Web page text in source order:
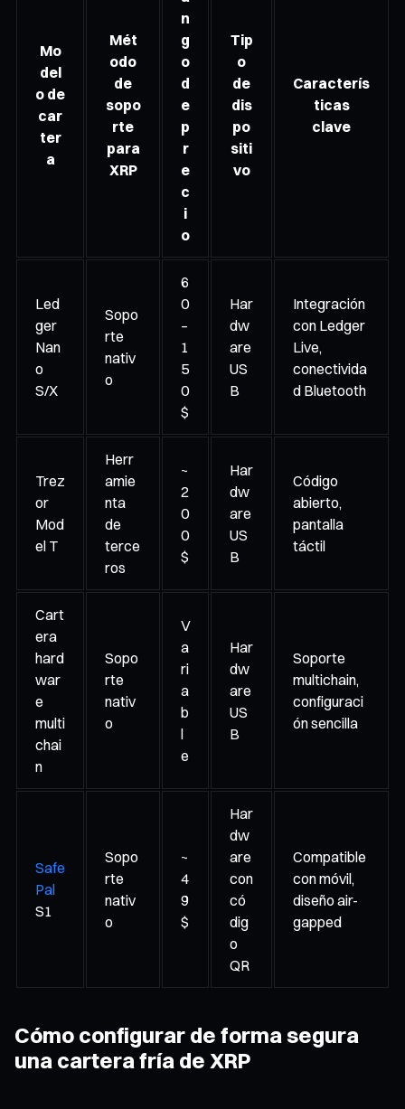
Mo
del
o de
car
ter
a
Mét
odo
de
sopo
rte
para
XRP
n
g
o
d
e
p
r
e
c
i
o
Tip
o
de
dis
po
siti
vo
Caracterís
ticas
clave
Led
ger
Nan
o
S/X
Sopo
rte
nativ
o
6
0
–
1
5
0
$
Har
dw
are
US
B
Integración
con Ledger
Live,
conectivida
d Bluetooth
Trez
or
Mod
el T
Herr
amie
nta
de
terce
ros
~
2
0
0
$
Har
dw
are
US
B
Código
abierto,
pantalla
táctil
Cart
era
hard
war
e
multi
chai
n
Sopo
rte
nativ
o
V
a
ri
a
b
l
e
Har
dw
are
US
B
Soporte
multichain,
configuraci
ón sencilla
Safe
Pal
S1
Sopo
rte
nativ
o
~
4
9
$
Har
dw
are
con
có
dig
o
QR
Compatible
con móvil,
diseño air-
gapped
Cómo configurar de forma segura
una cartera fría de XRP